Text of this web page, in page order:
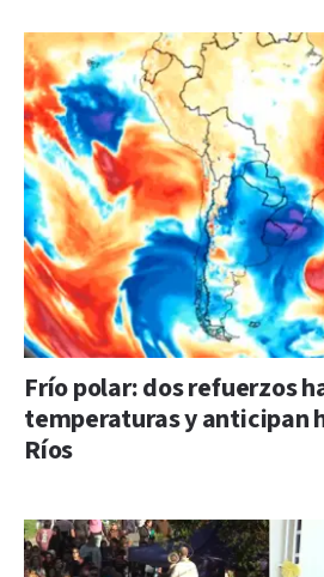
Frío polar: dos refuerzos
temperaturas y anticipan
Ríos